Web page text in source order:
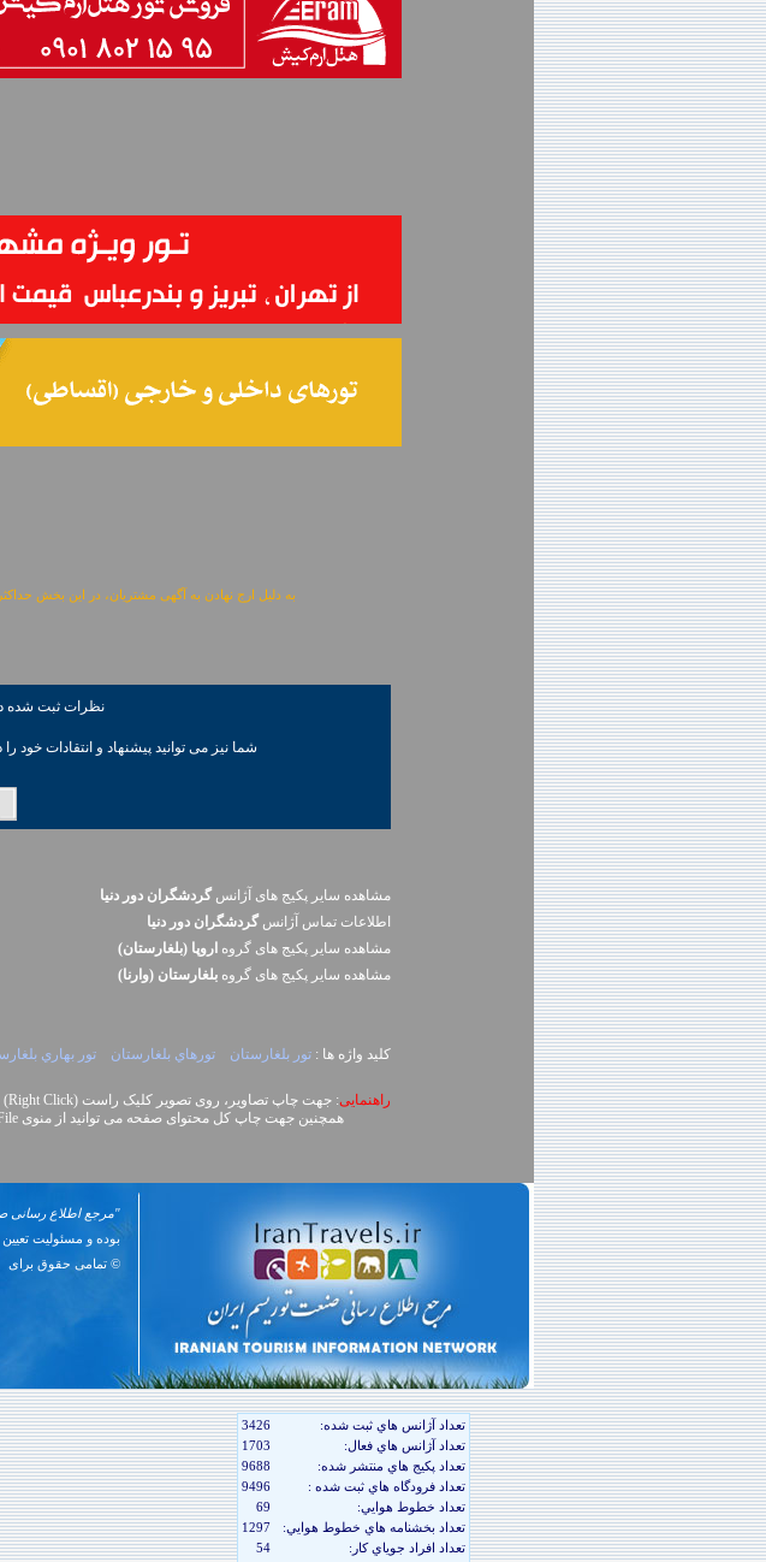
به دلیل ارج نهادن به آگهی مشتریان، در این بخش حداکثر 5 آگهی نمایش داده می شود و از پذیرش تعداد آگهی بیشتر معذوریم.
نظرات ثبت شده
شما نيز می توانيد پیشنهاد و انتقادات خود
مشاهده سایر پکیج های آژانس گردشگران دور دنيا
اطلاعات تماس آژانس گردشگران دور دنيا
مشاهده سایر پکيج های گروه اروپا (بلغارستان)
مشاهده سایر پکيج های گروه بلغارستان (وارنا)
کلید واژه ها : تور بلغارستان تورهاي بلغارستان تور بهاري
راهنمایی: جهت چاپ تصاویر، روی تصویر کلیک راست (Right Click) نموده و گزینه Print Picture را انتخاب نمایید.
همچنین جهت چاپ کل محتوای صفحه می توانید از منوی File گزینه Print را انتخاب نمایید.
"مرجع اطلاع رسانی
بوده و مسئوليت
© تمامی حقوق برای
3426
تعداد آژانس هاي ثبت شده:
1703
تعداد آژانس هاي فعال:
9688
تعداد پکيج هاي منتشر شده:
9496
تعداد فرودگاه هاي ثبت شده :
69
تعداد خطوط هوايي:
1297
تعداد بخشنامه هاي خطوط هوايي:
54
تعداد افراد جوياي کار: